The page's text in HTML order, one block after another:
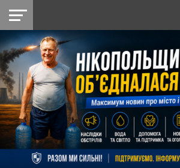
НІКОПОЛЬ
РАЙОН
СІЧЕСЛАВСЬКА
УКРАЇНА
РЕТРО
НІКОПОЛЬ
ЛАЙТ
УКРАЇНА
ДОПОМОГА
РАДІО